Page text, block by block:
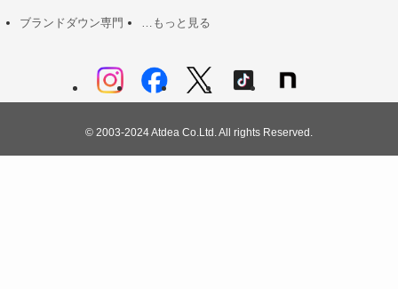
ブランドダウン専門 …もっと見る
© 2003-2024 Atdea Co.Ltd. All rights Reserved.